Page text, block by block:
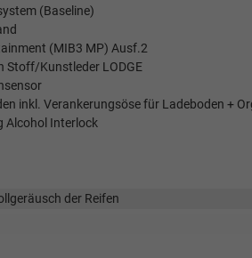
(Baseline)
(MIB3 MP) Ausf.2
Stoff/Kunstleder LODGE
inkl. Verankerungsöse für Ladeboden +
Alcohol Interlock
der Reifen